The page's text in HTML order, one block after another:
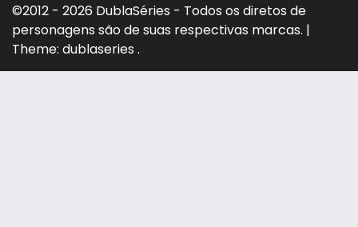
©2012 - 2026 DublaSéries - Todos os diretos de
personagens são de suas respectivas marcas. |
Theme: dublaseries .